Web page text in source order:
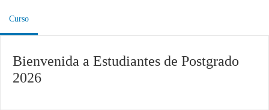
Curso, ubicación actual
Bienvenida a Estudiantes de Postgrado
2026